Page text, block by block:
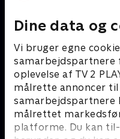
Dine data og
Vi bruger egne
samarbejdspartnere
oplevelse af TV 2
målrette annoncer til
samarbejdspartnere
målrettet
platforme. Du kan
Nepobaby
Drama • 1 sæsoner